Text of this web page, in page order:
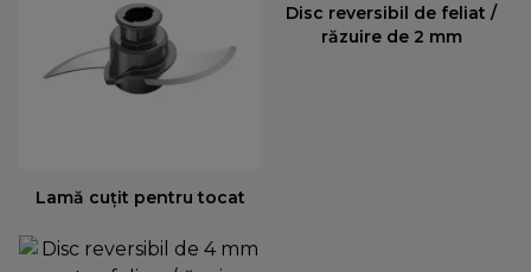
Lamă cuțit pentru tocat
Disc reversibil de feliat /
răzuire de 2 mm